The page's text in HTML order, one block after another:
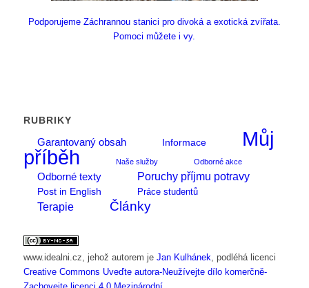
Podporujeme Záchrannou stanici pro divoká a exotická zvířata.
Pomoci můžete i vy.
RUBRIKY
Garantovaný obsah
Informace
Můj
příběh
Naše služby Odborné akce
Odborné texty Poruchy příjmu potravy
Post in English Práce studentů
Terapie Články
www.idealni.cz , jehož autorem je Jan Kulhánek , podléhá licenci
Creative Commons Uveďte autora-Neužívejte dílo komerčně-
Zachovejte licenci 4.0 Mezinárodní